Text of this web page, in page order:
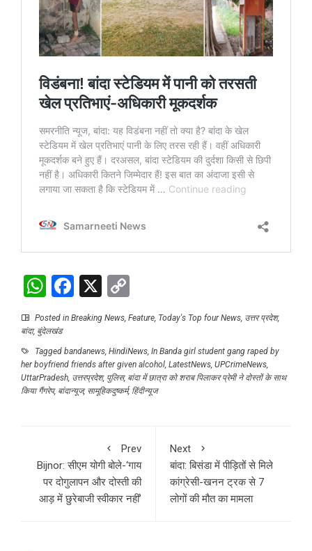
WhatsApp
Facebook
X
Link
Posted in Breaking News, Feature, Today's Top four News, उत्तर प्रदेश,
बांदा, बुंदेलखंड
Tagged bandanews, HindiNews, In Banda girl student gang raped by
her boyfriend friends after given alcohol, LatestNews, UPCrimeNews,
UttarPradesh, उत्तरप्रदेश, पुलिस, बांदा में छात्रा को शराब पिलाकर प्रेमी ने दोस्तों के साथ
किया गैंगरेप, बांदान्यूज, सामूहिकदुष्कर्म, हिंदीन्यूज
Prev
Bijnor: सीएम योगी बोले-‘गाय
पर दोगुलापन और दोस्ती की
आड़ में छुरेबाजी स्वीकार नहीं’
Next
बांदा: बिसंडा में पीड़ितों से मिले
कांग्रेसी-खनन ट्रक से 7
लोगों की मौत का मामला